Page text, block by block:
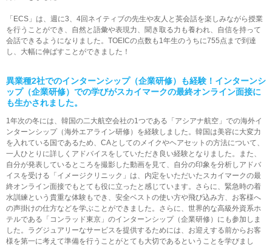
「ECS」は、週に3、4回ネイティブの先生や友人と英会話を楽しみながら授業
を行うことができ、自然と語彙や表現力、聞き取る力も養われ、自信を持って
会話できるようになりました。TOEICの点数も1年生のうちに755点まで到達
し、大幅に伸ばすことができました！
異業種2社でのインターンシップ（企業研修）も経験！ インターンシ
ップ（企業研修）での学びがスカイマークの最終オンライン面接に
も生かされました。
1年次の冬には、韓国の二大航空会社の1つである「アシアナ航空」での海外イ
ンターンシップ（海外エアライン研修）を経験しました。韓国は美容に大変力
を入れている国であるため、CAとしてのメイクやヘアセットの方法について、
一人ひとりに詳しくアドバイスをしていただき良い経験となりました。また、
自分が発表しているところを撮影した動画を見て、自分の印象を分析しアドバ
イスを受ける「イメージクリニック」は、内定をいただいたスカイマークの最
終オンライン面接でもとても役に立ったと感じています。さらに、緊急時の着
水訓練という貴重な体験もでき、安全ベストの使い方や飛び込み方、お客様へ
の声掛けの仕方などを学ぶことができました。さらに、世界的な高級外資系ホ
テルである「コンラッド東京」のインターンシップ（企業研修）にも参加しま
した。ラグジュアリーなサービスを提供するためには、お迎えする前からお客
様を第一に考えて準備を行うことがとても大切であるということを学びまし